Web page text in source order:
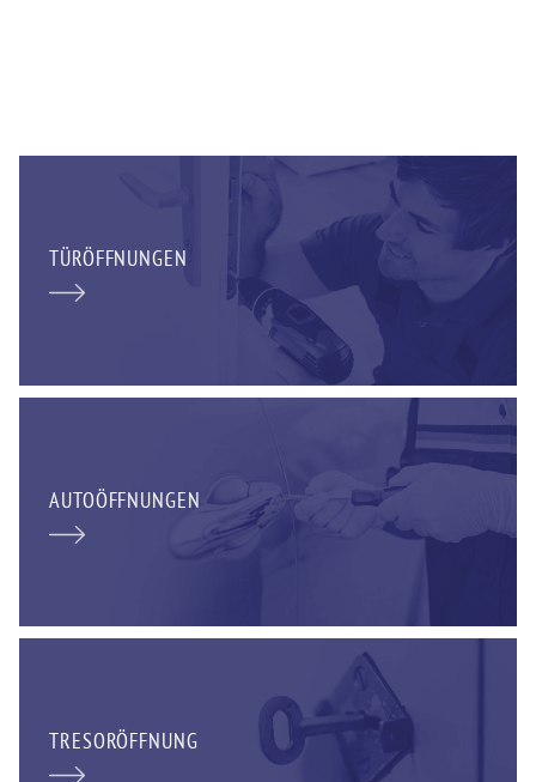
TÜRÖFFNUNGEN
AUTOÖFFNUNGEN
TRESORÖFFNUNG